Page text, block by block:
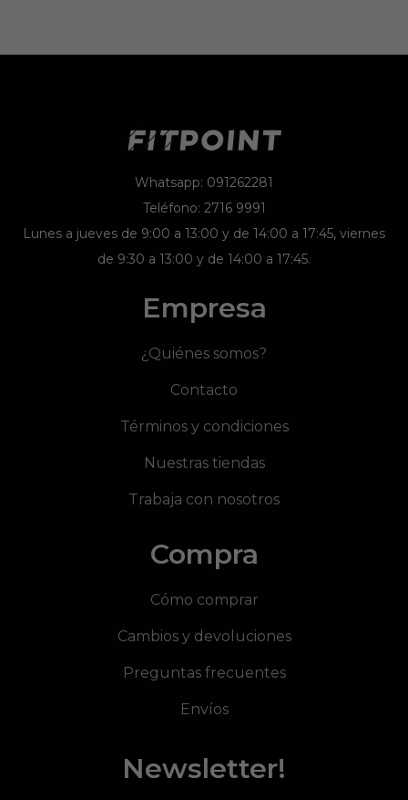
Whatsapp: 091262281
Teléfono: 2716 9991
Lunes a jueves de 9:00 a 13:00 y de 14:00 a 17:45, viernes
de 9:30 a 13:00 y de 14:00 a 17:45.
Empresa
¿Quiénes somos?
Contacto
Términos y condiciones
Nuestras tiendas
Trabaja con nosotros
Compra
Cómo comprar
Cambios y devoluciones
Preguntas frecuentes
Envíos
Newsletter!